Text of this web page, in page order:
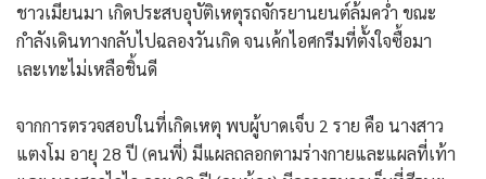
ชาวเมียนมา เกิดประสบอุบัติเหตุรถจักรยานยนต์ล้มคว่ำ ขณะ
กำลังเดินทางกลับไปฉลองวันเกิด จนเค้กไอศกรีมที่ตั้งใจซื้อมา
เละเทะไม่เหลือชิ้นดี
​จากการตรวจสอบในที่เกิดเหตุ พบผู้บาดเจ็บ 2 ราย คือ นางสาว
แตงโม อายุ 28 ปี (คนพี่) มีแผลถลอกตามร่างกายและแผลที่เท้า